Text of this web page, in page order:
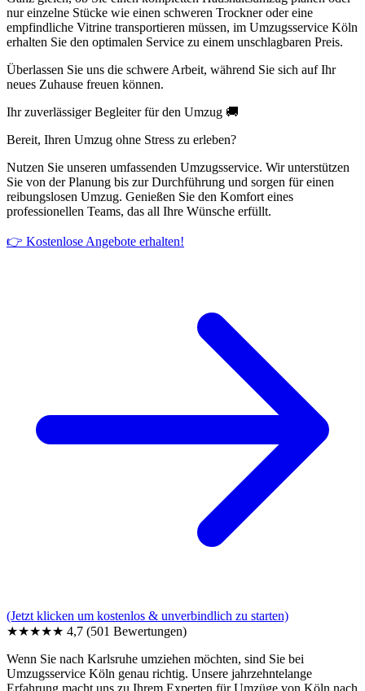
nur einzelne Stücke wie einen schweren Trockner oder eine
empfindliche Vitrine transportieren müssen, im Umzugsservice Köln
erhalten Sie den optimalen Service zu einem unschlagbaren Preis.
Überlassen Sie uns die schwere Arbeit, während Sie sich auf Ihr
neues Zuhause freuen können.
Ihr zuverlässiger Begleiter für den Umzug 🚚
Bereit, Ihren Umzug ohne Stress zu erleben?
Nutzen Sie unseren umfassenden Umzugsservice. Wir unterstützen
Sie von der Planung bis zur Durchführung und sorgen für einen
reibungslosen Umzug. Genießen Sie den Komfort eines
professionellen Teams, das all Ihre Wünsche erfüllt.
👉 Kostenlose Angebote erhalten!
(Jetzt klicken um kostenlos & unverbindlich zu starten)
★★★★★ 4,7 (501 Bewertungen)
Wenn Sie nach Karlsruhe umziehen möchten, sind Sie bei
Umzugsservice Köln genau richtig. Unsere jahrzehntelange